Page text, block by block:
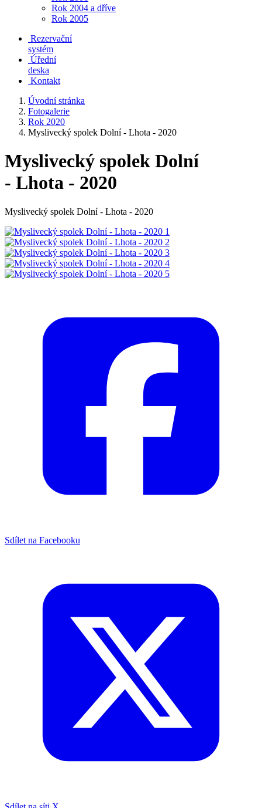
Rok 2004 a dříve
Rok 2005
Rezervační
systém
Úřední
deska
Kontakt
Úvodní stránka
Fotogalerie
Rok 2020
Myslivecký spolek Dolní - Lhota - 2020
Myslivecký spolek Dolní
- Lhota - 2020
Myslivecký spolek Dolní - Lhota - 2020
Sdílet na Facebooku